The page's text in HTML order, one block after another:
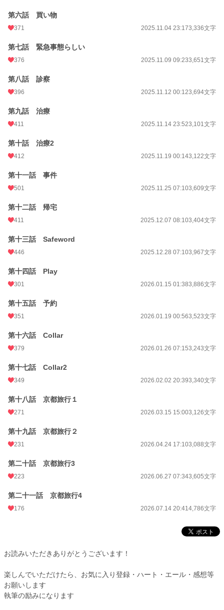
第六話 買い物
371 2025.11.04 23:173,336文字
第七話 緊急事態らしい
376 2025.11.09 09:233,651文字
第八話 診察
396 2025.11.12 00:123,694文字
第九話 治療
411 2025.11.14 23:523,101文字
第十話 治療2
412 2025.11.19 00:143,122文字
第十一話 事件
501 2025.11.25 07:103,609文字
第十二話 帰宅
411 2025.12.07 08:103,404文字
第十三話 Safeword
446 2025.12.28 07:103,967文字
第十四話 Play
301 2026.01.15 01:383,886文字
第十五話 予約
351 2026.01.19 00:563,523文字
第十六話 Collar
379 2026.01.26 07:153,243文字
第十七話 Collar2
349 2026.02.02 20:393,340文字
第十八話 京都旅行１
271 2026.03.15 15:003,126文字
第十九話 京都旅行２
231 2026.04.24 17:103,088文字
第二十話 京都旅行3
223 2026.06.27 07:343,605文字
第二十一話 京都旅行4
176 2026.07.14 20:414,786文字
お読みいただきありがとうございます！
楽しんでいただけたら、お気に入り登録・ハート・エール・感想等
お願いします
執筆の励みになります